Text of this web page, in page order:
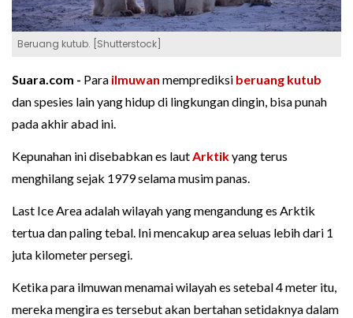
Beruang kutub. [Shutterstock]
Suara.com - Para ilmuwan memprediksi beruang kutub
dan spesies lain yang hidup di lingkungan dingin, bisa punah
pada akhir abad ini.
Kepunahan ini disebabkan es lautArktikyang terus
menghilang sejak 1979 selama musim panas.
Last Ice Area adalah wilayah yang mengandung es Arktik
tertua dan paling tebal. Ini mencakup area seluas lebih dari 1
juta kilometer persegi.
Ketika para ilmuwan menamai wilayah es setebal 4 meter itu,
mereka mengira es tersebut akan bertahan setidaknya dalam